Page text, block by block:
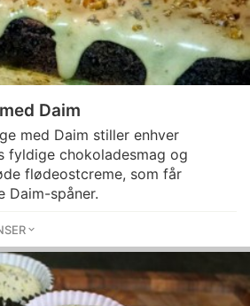
Daim
med Daim stiller enhver
fyldige chokoladesmag og
flødeostcreme, som får
Daim-spåner.